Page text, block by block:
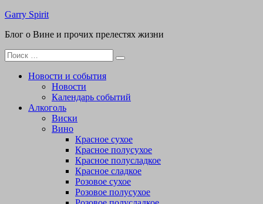
Перейти
содержимому
Garry Spirit
Блог о Вине и прочих прелестях жизни
Поиск
для:
Новости и события
Новости
Календарь событий
Алкоголь
Виски
Вино
Красное сухое
Красное полусухое
Красное полусладкое
Красное сладкое
Розовое сухое
Розовое полусухое